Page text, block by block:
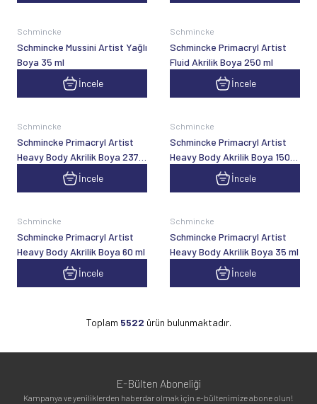
Schmincke
Schmincke Mussini Artist Yağlı
Boya 35 ml
İncele
Schmincke
Schmincke Primacryl Artist
Fluid Akrilik Boya 250 ml
İncele
Schmincke
Schmincke Primacryl Artist
Heavy Body Akrilik Boya 237
İncele
Schmincke
Schmincke Primacryl Artist
Heavy Body Akrilik Boya 150
İncele
Schmincke
Schmincke Primacryl Artist
Heavy Body Akrilik Boya 60 ml
İncele
Schmincke
Schmincke Primacryl Artist
Heavy Body Akrilik Boya 35 ml
İncele
Toplam 5522 ürün bulunmaktadır.
E-Bülten Aboneliği
Kampanya ve yeniliklerden haberdar olmak için e-bültenimize abone olun!